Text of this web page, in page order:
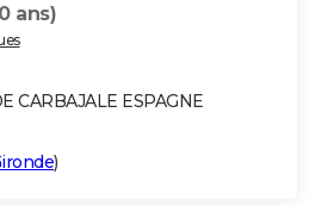
ans)
CARBAJALE ESPAGNE
)